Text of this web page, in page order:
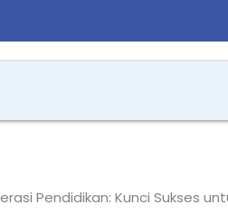
Pendidikan: Kunci Sukses